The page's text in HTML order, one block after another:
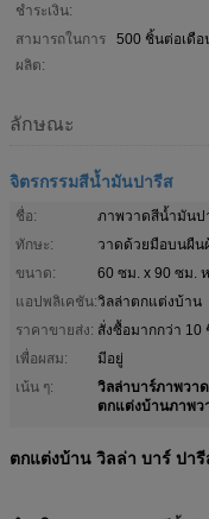
ชำระเงิน:
สามารถในการ
ผลิต:
500 ชิ้นต่อเดือ
ลักษณะ
จิตรกรรมสีน้ำมันปารีส
ชื่อ:
ภาพวาดสีน้ำมันป
ทักษะ:
วาดด้วยมือบนผืน
ขนาด:
60 ซม. x 90 ซม.
แอปพลิเคชัน:วิลล่าตกแต่งบ้าน
ราคาขายส่ง: สั่งซื้อมากกว่า 10
เพื่อผสม:
มีอยู่
เน้น ๆ:
วิลล่าบาร์ภาพวา
ตกแต่งบ้านภาพ
ตกแต่งบ้าน วิลล่า บาร์ ปา